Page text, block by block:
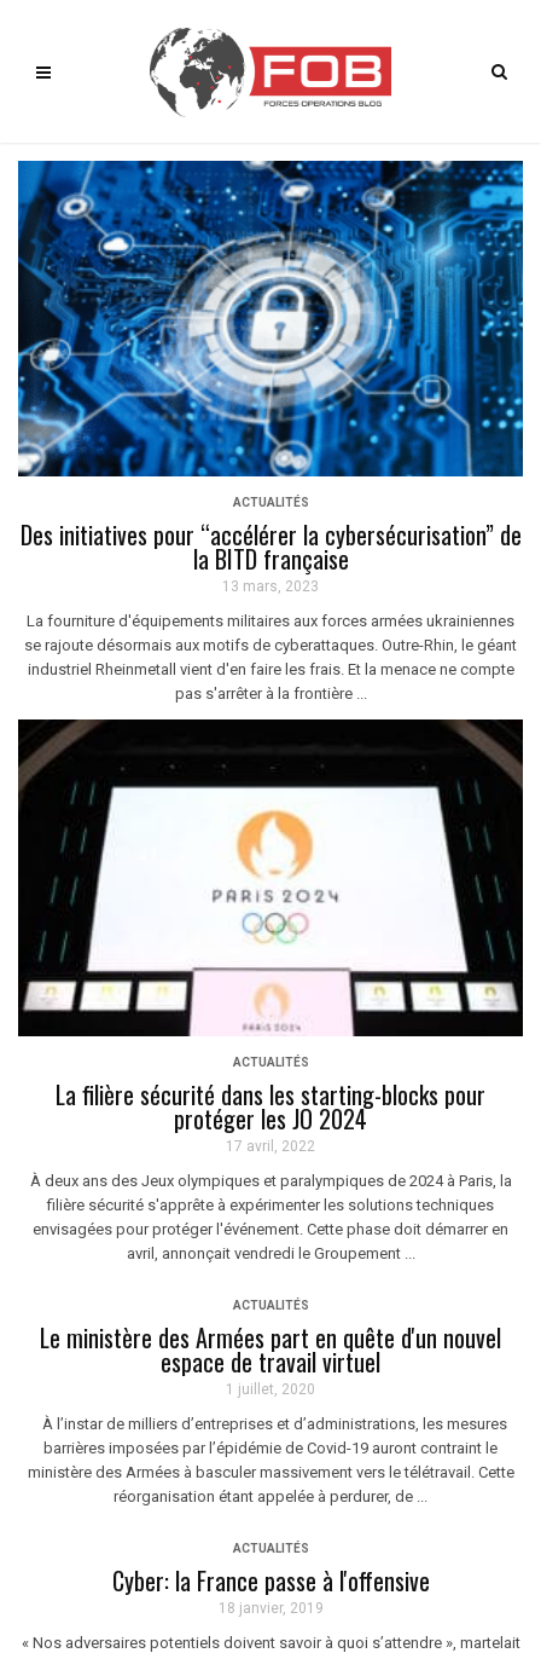
ACTUALITÉS
Des initiatives pour “accélérer la cybersécurisation” de
la BITD française
13 mars, 2023
La fourniture d'équipements militaires aux forces armées ukrainiennes
se rajoute désormais aux motifs de cyberattaques. Outre-Rhin, le géant
industriel Rheinmetall vient d'en faire les frais. Et la menace ne compte
pas s'arrêter à la frontière ...
ACTUALITÉS
La filière sécurité dans les starting-blocks pour
protéger les JO 2024
17 avril, 2022
À deux ans des Jeux olympiques et paralympiques de 2024 à Paris, la
filière sécurité s'apprête à expérimenter les solutions techniques
envisagées pour protéger l'événement. Cette phase doit démarrer en
avril, annonçait vendredi le Groupement ...
ACTUALITÉS
Le ministère des Armées part en quête d'un nouvel
espace de travail virtuel
1 juillet, 2020
À l’instar de milliers d’entreprises et d’administrations, les mesures
barrières imposées par l’épidémie de Covid-19 auront contraint le
ministère des Armées à basculer massivement vers le télétravail. Cette
réorganisation étant appelée à perdurer, de ...
ACTUALITÉS
Cyber: la France passe à l'offensive
18 janvier, 2019
« Nos adversaires potentiels doivent savoir à quoi s’attendre », martelait